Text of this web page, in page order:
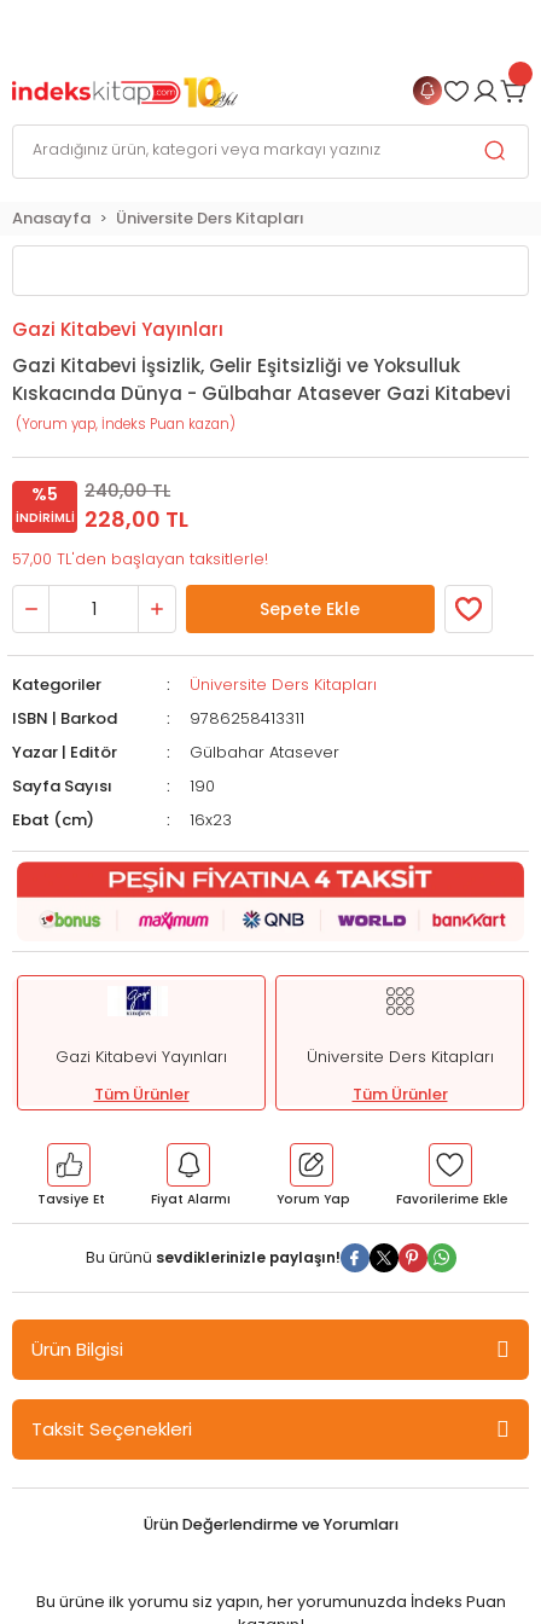
Anasayfa Üniversite Ders Kitapları
Gazi Kitabevi Yayınları
Gazi Kitabevi İşsizlik, Gelir Eşitsizliği ve Yoksulluk
Kıskacında Dünya - Gülbahar Atasever Gazi Kitabevi
(Yorum yap, İndeks Puan kazan)
%5
İNDIRIMLI
240,00 TL
228,00 TL
57,00 TL'den başlayan taksitlerle!
Sepete Ekle
Kategoriler
Üniversite Ders Kitapları
ISBN | Barkod
9786258413311
Yazar | Editör
Gülbahar Atasever
Sayfa Sayısı
190
Ebat (cm)
16x23
Gazi Kitabevi Yayınları
Tüm Ürünler
Üniversite Ders Kitapları
Tüm Ürünler
Tavsiye Et Fiyat Alarmı Yorum Yap
Bu ürünü sevdiklerinizle paylaşın!
Ürün Bilgisi
Gazi Kitabevi İşsizlik, Gelir Eşitsizliği ve Yoksulluk Kıskacında Dünya
- Gülbahar Atasever Gazi Kitabevi
GELİR EŞİTSİZLİĞİNİN İNSANİ GELİŞME ENDEKSİ ÜZERİNDEKİ ETKİSİ:
OECD ÜLKELERİ İÇİN BİR ANALİZ
Taksit Seçenekleri
Ürün Değerlendirme ve Yorumları
Bu ürüne ilk yorumu siz yapın, her yorumunuzda İndeks Puan